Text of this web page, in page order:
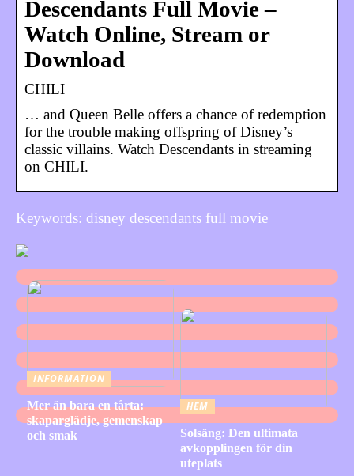
Descendants Full Movie –
Watch Online, Stream or
Download
CHILI
… and Queen Belle offers a chance of redemption
for the trouble making offspring of Disney’s
classic villains. Watch Descendants in streaming
on CHILI.
Keywords: disney descendants full movie
INFORMATION
Mer än bara en tårta:
skaparglädje, gemenskap
och smak
HEM
Solsäng: Den ultimata
avkopplingen för din
uteplats